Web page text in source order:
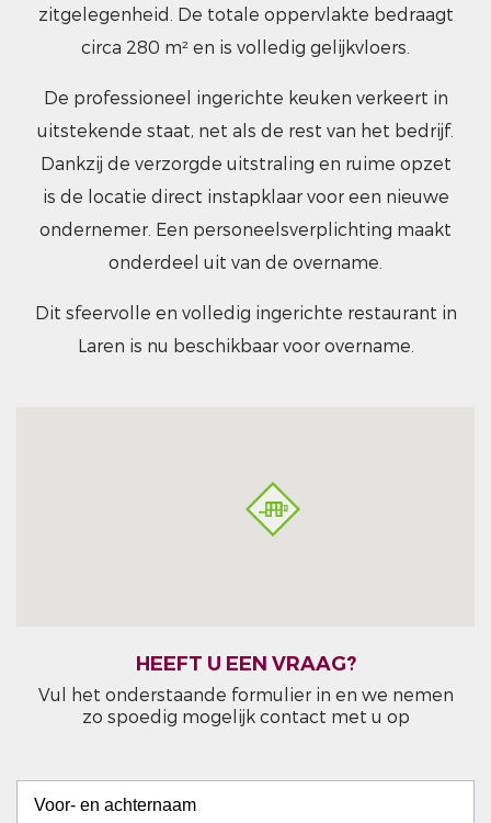
zitgelegenheid. De totale oppervlakte bedraagt
circa 280 m² en is volledig gelijkvloers.
De professioneel ingerichte keuken verkeert in
uitstekende staat, net als de rest van het bedrijf.
Dankzij de verzorgde uitstraling en ruime opzet
is de locatie direct instapklaar voor een nieuwe
ondernemer. Een personeelsverplichting maakt
onderdeel uit van de overname.
Dit sfeervolle en volledig ingerichte restaurant in
Laren is nu beschikbaar voor overname.
HEEFT U EEN VRAAG?
Vul het onderstaande formulier in en we nemen
zo spoedig mogelijk contact met u op